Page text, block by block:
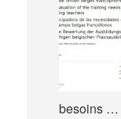
besoins …